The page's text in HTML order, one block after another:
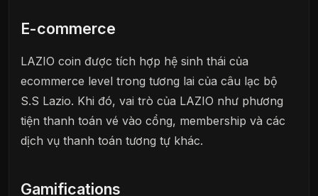
E-commerce
LAZIO coin được tích hợp hệ sinh thái của
ecommerce level trong tương lai của câu lạc bộ
S.S Lazio. Khi đó, vai trò của LAZIO như phương
tiện thanh toán vé vào cổng, membership và các
dịch vụ thanh toán tương tự khác.
Gamifications